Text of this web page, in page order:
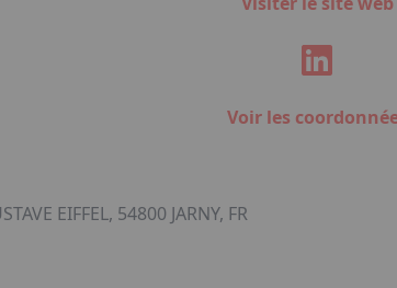
Voir les
EIFFEL, 54800 JARNY, FR